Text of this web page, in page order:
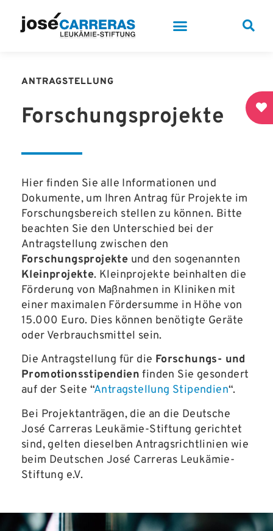
ANTRAGSTELLUNG
Forschungs­projekte
Hier finden Sie alle Informationen und
Dokumente, um Ihren Antrag für Projekte im
Forschungsbereich stellen zu können. Bitte
beachten Sie den Unterschied bei der
Antragstellung zwischen den
Forschungsprojekte und den sogenannten
Kleinprojekte. Kleinprojekte beinhalten die
Förderung von Maßnahmen in Kliniken mit
einer maximalen Fördersumme in Höhe von
15.000 Euro. Dies können benötigte Geräte
oder Verbrauchsmittel sein.
Die Antragstellung für die Forschungs- und
Promotionsstipendien finden Sie gesondert
auf der Seite “Antragstellung Stipendien“.
Bei Projektanträgen, die an die Deutsche
José Carreras Leukämie-Stiftung gerichtet
sind, gelten dieselben Antragsrichtlinien wie
beim Deutschen José Carreras Leukämie-
Stiftung e.V.